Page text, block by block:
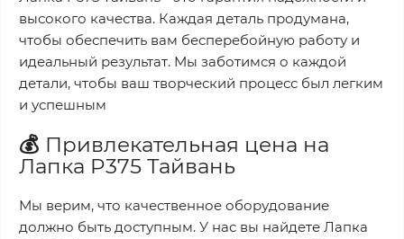
высокого качества. Каждая деталь продумана,
чтобы обеспечить вам бесперебойную работу и
идеальный результат. Мы заботимся о каждой
детали, чтобы ваш творческий процесс был легким
и успешным
💰 Привлекательная цена на
Лапка P375 Тайвань
Мы верим, что качественное оборудование
должно быть доступным. У нас вы найдете Лапка